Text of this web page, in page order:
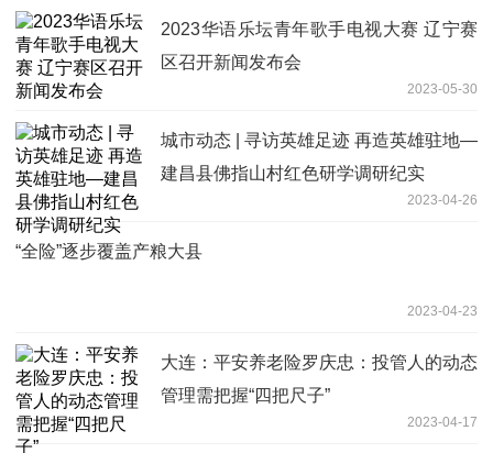
2023华语乐坛青年歌手电视大赛 辽宁赛
区召开新闻发布会
2023-05-30
城市动态 | 寻访英雄足迹 再造英雄驻地—
建昌县佛指山村红色研学调研纪实
2023-04-26
“全险”逐步覆盖产粮大县
2023-04-23
大连：平安养老险罗庆忠：投管人的动态
管理需把握“四把尺子”
2023-04-17